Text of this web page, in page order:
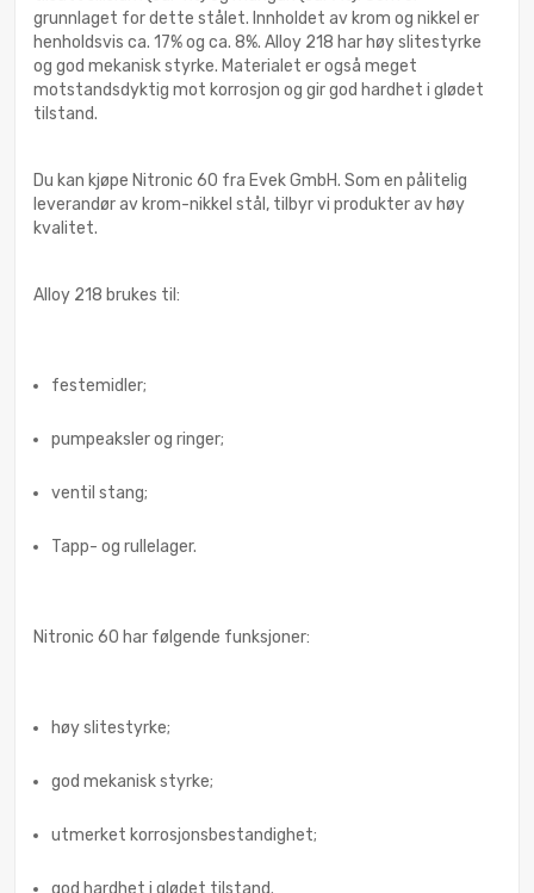
grunnlaget for dette stålet. Innholdet av krom og nikkel er
henholdsvis ca. 17% og ca. 8%. Alloy 218 har høy slitestyrke
og god mekanisk styrke. Materialet er også meget
motstandsdyktig mot korrosjon og gir god hardhet i glødet
tilstand.
Du kan kjøpe Nitronic 60 fra Evek GmbH. Som en pålitelig
leverandør av krom-nikkel stål, tilbyr vi produkter av høy
kvalitet.
Alloy 218 brukes til:
festemidler;
pumpeaksler og ringer;
ventil stang;
Tapp- og rullelager.
Nitronic 60 har følgende funksjoner:
høy slitestyrke;
god mekanisk styrke;
utmerket korrosjonsbestandighet;